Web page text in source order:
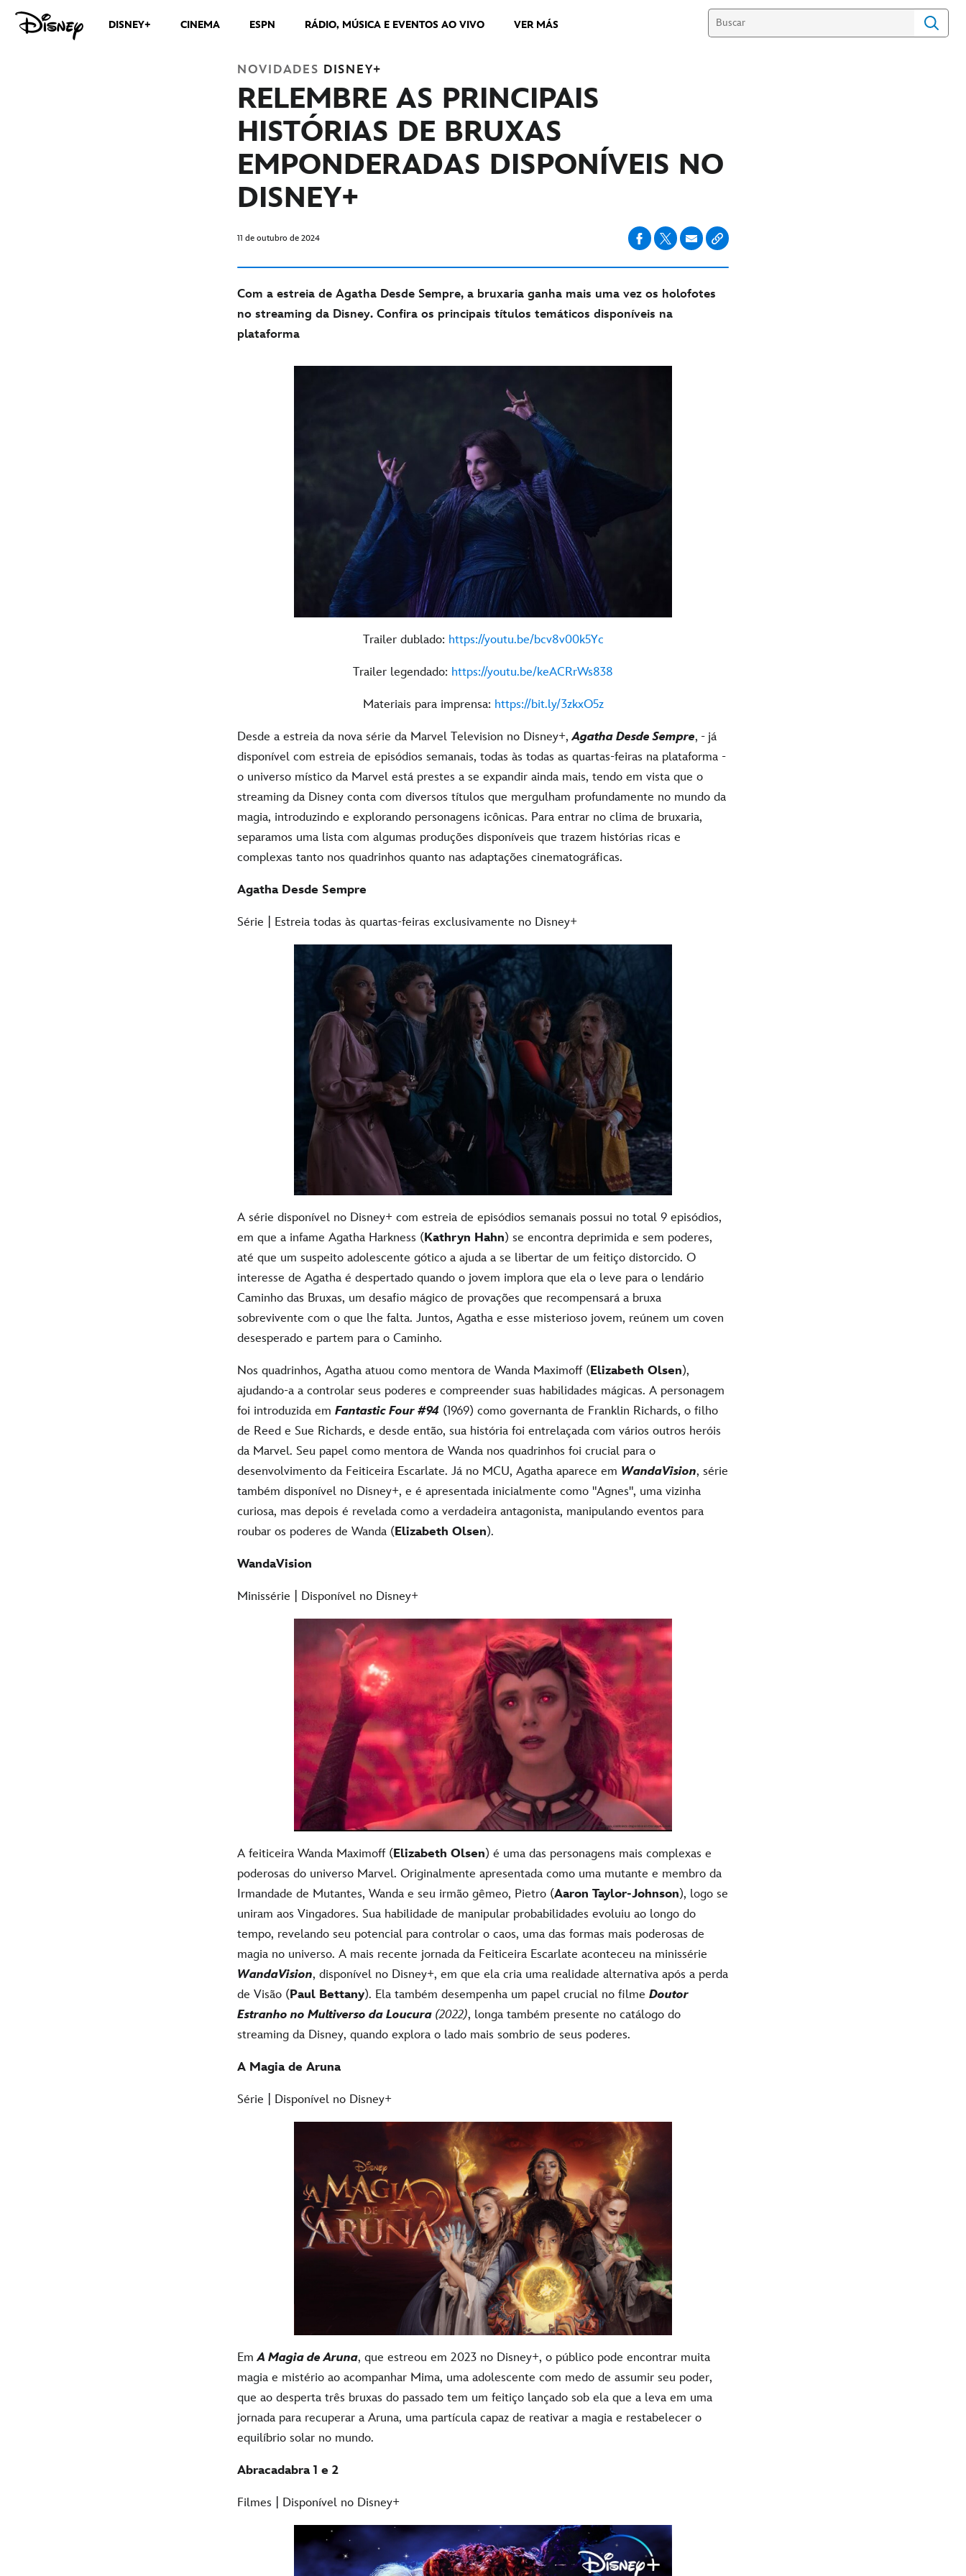
DISNEY+ CINEMA ESPN RÁDIO, MÚSICA E EVENTOS AO VIVO VER MÁS
NOVIDADES DISNEY+
RELEMBRE AS PRINCIPAIS
HISTÓRIAS DE BRUXAS
EMPONDERADAS DISPONÍVEIS NO
DISNEY+
11 de outubro de 2024
Com a estreia de Agatha Desde Sempre, a bruxaria ganha mais uma vez os holofotes
no streaming da Disney. Confira os principais títulos temáticos disponíveis na
plataforma
Trailer dublado: https://youtu.be/bcv8v00k5Yc
Trailer legendado: https://youtu.be/keACRrWs838
Materiais para imprensa: https://bit.ly/3zkxO5z
Desde a estreia da nova série da Marvel Television no Disney+,Agatha Desde Sempre, - já
disponível com estreia de episódios semanais, todas às todas as quartas-feiras na plataforma -
o universo místico da Marvel está prestes a se expandir ainda mais, tendo em vista que o
streaming da Disney conta com diversos títulos que mergulham profundamente no mundo da
magia, introduzindo e explorando personagens icônicas. Para entrar no clima de bruxaria,
separamos uma lista com algumas produções disponíveis que trazem histórias ricas e
complexas tanto nos quadrinhos quanto nas adaptações cinematográficas.
Agatha Desde Sempre
Série | Estreia todas às quartas-feiras exclusivamente no Disney+
A série disponível no Disney+ com estreia de episódios semanais possui no total 9 episódios,
em que a infame Agatha Harkness (Kathryn Hahn) se encontra deprimida e sem poderes,
até que um suspeito adolescente gótico a ajuda a se libertar de um feitiço distorcido. O
interesse de Agatha é despertado quando o jovem implora que ela o leve para o lendário
Caminho das Bruxas, um desafio mágico de provações que recompensará a bruxa
sobrevivente com o que lhe falta. Juntos, Agatha e esse misterioso jovem, reúnem um coven
desesperado e partem para o Caminho.
Nos quadrinhos, Agatha atuou como mentora de Wanda Maximoff (Elizabeth Olsen),
ajudando-a a controlar seus poderes e compreender suas habilidades mágicas. A personagem
foi introduzida em Fantastic Four #94 (1969) como governanta de Franklin Richards, o filho
de Reed e Sue Richards, e desde então, sua história foi entrelaçada com vários outros heróis
da Marvel. Seu papel como mentora de Wanda nos quadrinhos foi crucial para o
desenvolvimento da Feiticeira Escarlate. Já no MCU, Agatha aparece em WandaVision, série
também disponível no Disney+, e é apresentada inicialmente como "Agnes", uma vizinha
curiosa, mas depois é revelada como a verdadeira antagonista, manipulando eventos para
roubar os poderes de Wanda (Elizabeth Olsen).
WandaVision
Minissérie | Disponível no Disney+
A feiticeira Wanda Maximoff (Elizabeth Olsen) é uma das personagens mais complexas e
poderosas do universo Marvel. Originalmente apresentada como uma mutante e membro da
Irmandade de Mutantes, Wanda e seu irmão gêmeo, Pietro (Aaron Taylor-Johnson), logo se
uniram aos Vingadores. Sua habilidade de manipular probabilidades evoluiu ao longo do
tempo, revelando seu potencial para controlar o caos, uma das formas mais poderosas de
magia no universo. A mais recente jornada da Feiticeira Escarlate aconteceu na minissérie
WandaVision, disponível no Disney+, em que ela cria uma realidade alternativa após a perda
de Visão (Paul Bettany). Ela também desempenha um papel crucial no filme Doutor
Estranho no Multiverso da Loucura (2022), longa também presente no catálogo do
streaming da Disney, quando explora o lado mais sombrio de seus poderes.
A Magia de Aruna
Série | Disponível no Disney+
EmA Magia de Aruna, que estreou em 2023 no Disney+, o público pode encontrar muita
magia e mistério ao acompanhar Mima, uma adolescente com medo de assumir seu poder,
que ao desperta três bruxas do passado tem um feitiço lançado sob ela que a leva em uma
jornada para recuperar a Aruna, uma partícula capaz de reativar a magia e restabelecer o
equilíbrio solar no mundo.
Abracadabra 1 e 2
Filmes | Disponível no Disney+